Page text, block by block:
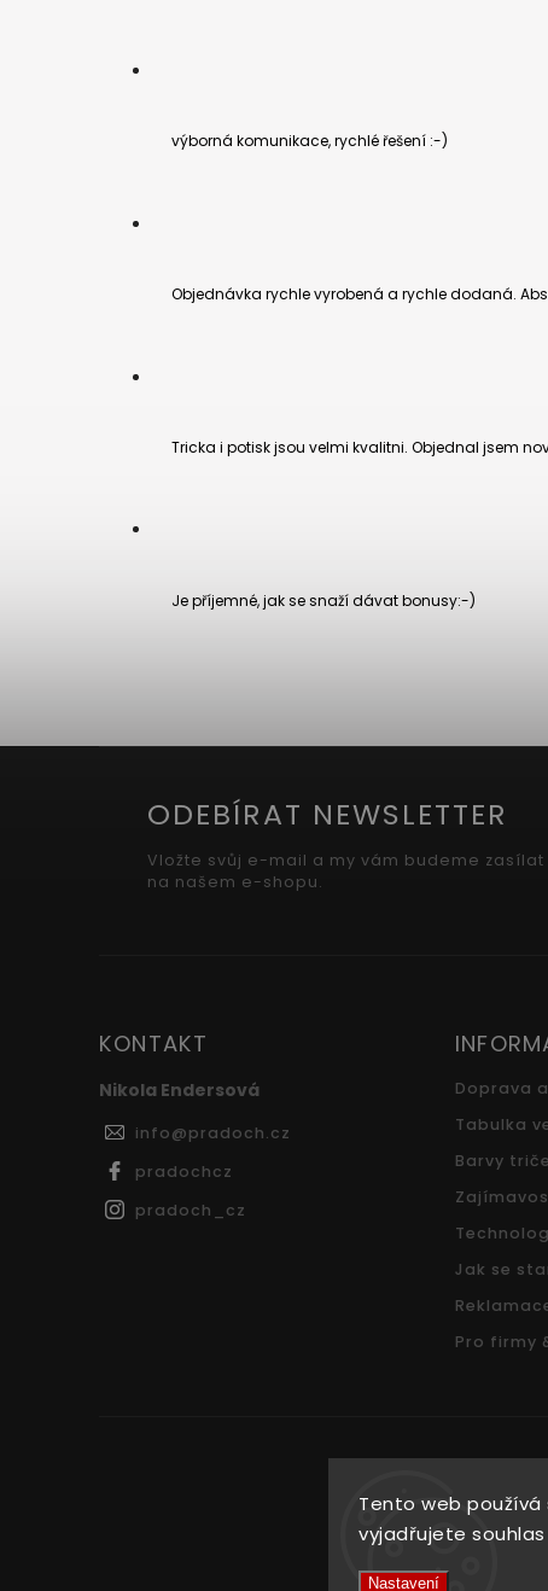
Tento web
vyjadřujete
Nastavení
výborná komunikace, rychlé řešení :-)
Objednávka rychle vyrobená a rychle dodaná.
Tricka i potisk jsou velmi kvalitni. Objednal jsem
Je příjemné, jak se snaží dávat bonusy:-)
ODEBÍRAT NEWSLETTER
Vložte svůj e-mail a my vám budeme
na našem e-shopu.
KONTAKT
Nikola Endersová
info@pradoch.cz
pradochcz
pradoch_cz
Doprava
Tabulka
Barvy
Jak se
Pro firmy